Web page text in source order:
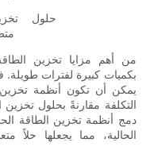
من أهم مزايا تخزين
بكميات كبيرة لفترات طويلة.
يمكن أن تكون أنظمة تخزين
التكلفة مقارنةً بحلول
دمج أنظمة تخزين الطاقة
الحالية، مما يجعلها حلاً